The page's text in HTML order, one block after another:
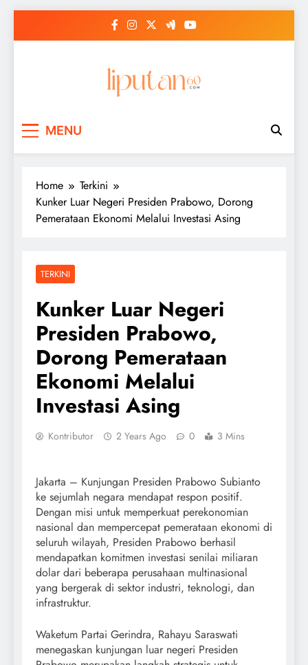
MENU
Home
Terkini
Kunker Luar Negeri Presiden Prabowo, Dorong
Pemerataan Ekonomi Melalui Investasi Asing
TERKINI
Kunker Luar Negeri
Presiden Prabowo,
Dorong Pemerataan
Ekonomi Melalui
Investasi Asing
Kontributor 2 Years Ago 0 3 Mins
Jakarta – Kunjungan Presiden Prabowo Subianto
ke sejumlah negara mendapat respon positif.
Dengan misi untuk memperkuat perekonomian
nasional dan mempercepat pemerataan ekonomi di
seluruh wilayah, Presiden Prabowo berhasil
mendapatkan komitmen investasi senilai miliaran
dolar dari beberapa perusahaan multinasional
yang bergerak di sektor industri, teknologi, dan
infrastruktur.
Waketum Partai Gerindra, Rahayu Saraswati
menegaskan kunjungan luar negeri Presiden